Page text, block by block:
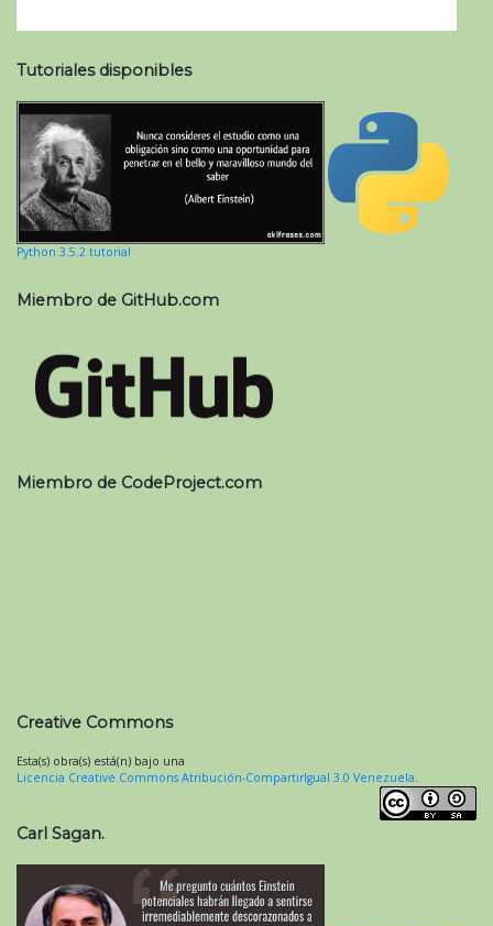
Tutoriales disponibles
Python 3.5.2 tutorial
Miembro de GitHub.com
Miembro de CodeProject.com
Creative Commons
Esta(s) obra(s) está(n) bajo una
Licencia Creative Commons Atribución-CompartirIgual 3.0 Venezuela
Carl Sagan.